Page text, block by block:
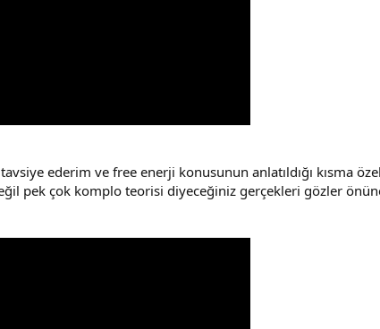
ederim ve free enerji konusunun anlatıldığı kısma
pek çok komplo teorisi diyeceğiniz gerçekleri gözler